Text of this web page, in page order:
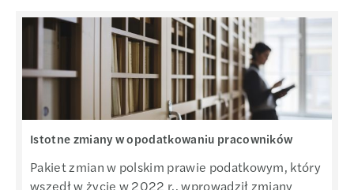
Istotne zmiany w opodatkowaniu pracowników
Pakiet zmian w polskim prawie podatkowym, który
wszedł w życie w 2022 r., wprowadził zmiany